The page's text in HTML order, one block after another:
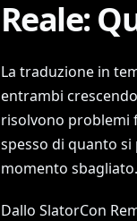
Reale:
La traduzione in
entrambi
risolvono problemi
spesso di quanto
momento sbagliato.
Dallo SlatorCon